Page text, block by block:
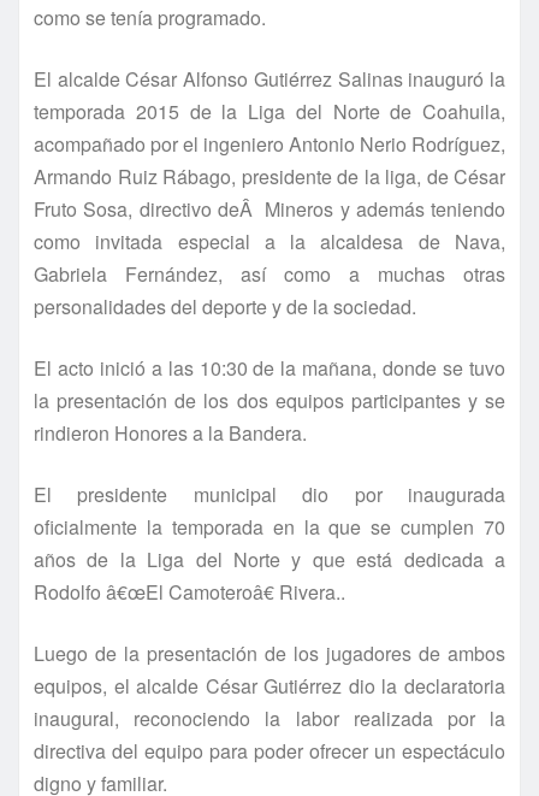
como se tení­a programado.
El alcalde César Alfonso Gutiérrez Salinas inauguró la
temporada 2015 de la Liga del Norte de Coahuila,
acompañado por el ingeniero Antonio Nerio Rodrí­guez,
Armando Ruiz Rábago, presidente de la liga, de César
Fruto Sosa, directivo deÂ Mineros y además teniendo
como invitada especial a la alcaldesa de Nava,
Gabriela Fernández, así­ como a muchas otras
personalidades del deporte y de la sociedad.
El acto inició a las 10:30 de la mañana, donde se tuvo
la presentación de los dos equipos participantes y se
rindieron Honores a la Bandera.
El presidente municipal dio por inaugurada
oficialmente la temporada en la que se cumplen 70
años de la Liga del Norte y que está dedicada a
Rodolfo â€œEl Camoteroâ€ Rivera..
Luego de la presentación de los jugadores de ambos
equipos, el alcalde César Gutiérrez dio la declaratoria
inaugural, reconociendo la labor realizada por la
directiva del equipo para poder ofrecer un espectáculo
digno y familiar.